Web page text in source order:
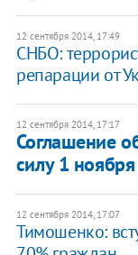
12 сентября 2014, 17:49
СНБО:
репарации от
12 сентября 2014, 17:17
Соглашение
силу 1 ноября
12 сентября 2014, 17:07
Тимошенко: